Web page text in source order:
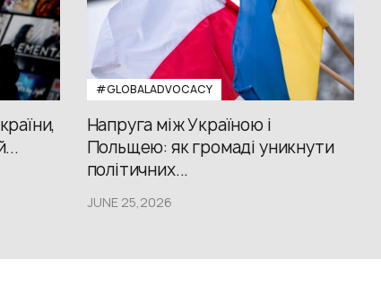
#GLOBALADVOCACY
Напруга між Україною і
Польщею: як громаді уникнути
політичних...
JUNE 25,2026